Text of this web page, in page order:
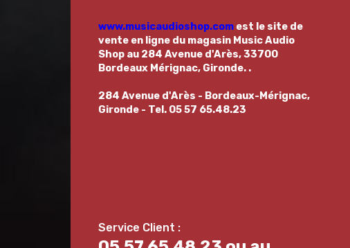
www.musicaudioshop.com est le site de
vente en ligne du magasin Music Audio
Shop au 284 Avenue d'Arès, 33700
Bordeaux Mérignac, Gironde. .
284 Avenue d'Arès - Bordeaux-Mérignac,
Gironde - Tel. 05 57 65.48.23